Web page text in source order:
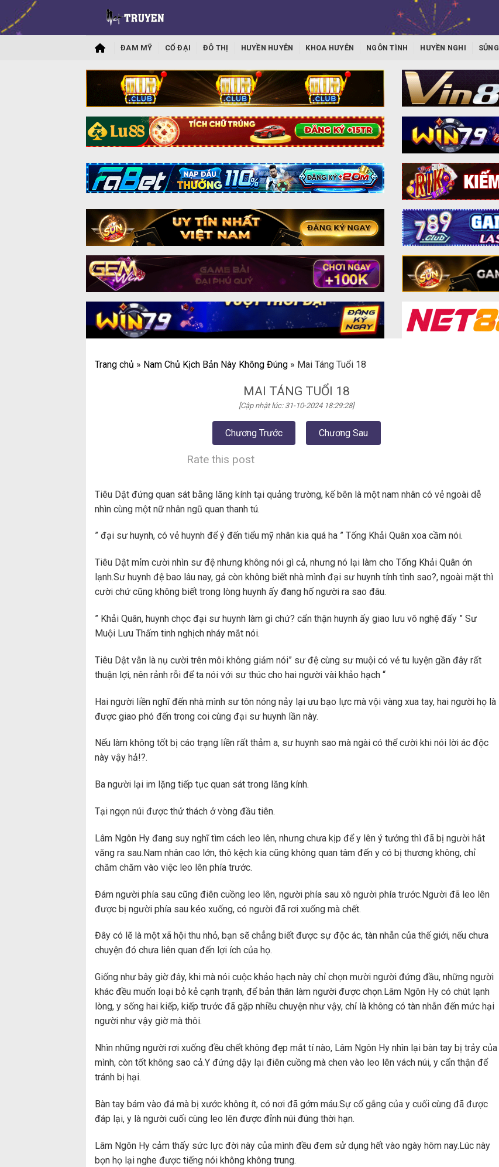
ĐAM MỸ CỔ ĐẠI ĐÔ THỊ HUYỀN HUYỄN KHOA HUYỄN NGÔN TÌNH HUYỀN NGHI SỦNG
Trang chủ » Nam Chủ Kịch Bản Này Không Đúng » Mai Táng Tuổi 18
MAI TÁNG TUỔI 18
[Cập nhật lúc: 31-10-2024 18:29:28]
Chương Trước Chương Sau
Rate this post
Tiêu Dật đứng quan sát bằng lăng kính tại quảng trường, kế bên là một nam nhân có vẻ ngoài dễ
nhìn cùng một nữ nhân ngũ quan thanh tú.
” đại sư huynh, có vẻ huynh để ý đến tiểu mỹ nhân kia quá ha ” Tống Khải Quân xoa cầm nói.
Tiêu Dật mỉm cười nhìn sư đệ nhưng không nói gì cả, nhưng nó lại làm cho Tống Khải Quân ớn
lạnh.Sư huynh đệ bao lâu nay, gả còn không biết nhà mình đại sư huynh tính tình sao?, ngoài mặt thì
cười chứ cũng không biết trong lòng huynh ấy đang hố người ra sao đâu.
” Khải Quân, huynh chọc đại sư huynh làm gì chứ? cẩn thận huynh ấy giao lưu võ nghệ đấy ” Sư
Muội Lưu Thấm tinh nghịch nháy mắt nói.
Tiêu Dật vẫn là nụ cười trên môi không giảm nói” sư đệ cùng sư muội có vẻ tu luyện gần đây rất
thuận lợi, nên rảnh rỗi để ta nói với sư thúc cho hai người vài khảo hạch “
Hai người liền nghĩ đến nhà mình sư tôn nóng nảy lại ưu bạo lực mà vội vàng xua tay, hai người họ là
được giao phó đến trong coi cùng đại sư huynh lần này.
Nếu làm không tốt bị cáo trạng liền rất thảm a, sư huynh sao mà ngài có thể cười khi nói lời ác độc
này vậy hả!?.
Ba người lại im lặng tiếp tục quan sát trong lăng kính.
Tại ngọn núi được thử thách ở vòng đầu tiên.
Lâm Ngôn Hy đang suy nghĩ tìm cách leo lên, nhưng chưa kịp để y lên ý tưởng thì đã bị người hắt
văng ra sau.Nam nhân cao lớn, thô kệch kia cũng không quan tâm đến y có bị thương không, chỉ
chăm chăm vào việc leo lên phía trước.
Đám người phía sau cũng điên cuồng leo lên, người phía sau xô người phía trước.Người đã leo lên
được bị người phía sau kéo xuống, có người đã rơi xuống mà chết.
Đây có lẽ là một xã hội thu nhỏ, bạn sẽ chẳng biết được sự độc ác, tàn nhẫn của thế giới, nếu chưa
chuyện đó chưa liên quan đến lợi ích của họ.
Giống như bây giờ đây, khi mà nói cuộc khảo hạch này chỉ chọn mười người đứng đầu, những người
khác đều muốn loại bỏ kẻ cạnh trạnh, để bản thân làm người được chọn.Lâm Ngôn Hy có chút lạnh
lòng, y sống hai kiếp, kiếp trước đã gặp nhiều chuyện như vậy, chỉ là không có tàn nhẫn đến mức hại
người như vậy giờ mà thôi.
Nhìn những người rơi xuống đều chết không đẹp mắt tí nào, Lâm Ngôn Hy nhìn lại bàn tay bị trảy của
mình, còn tốt không sao cả.Y đứng dậy lại điên cuồng mà chen vào leo lên vách núi, y cẩn thận để
tránh bị hại.
Bàn tay bám vào đá mà bị xước không ít, có nơi đã gớm máu.Sự cố gắng của y cuối cùng đã được
đáp lại, y là người cuối cùng leo lên được đỉnh núi đúng thời hạn.
Lâm Ngôn Hy cảm thấy sức lực đời này của mình đều đem sử dụng hết vào ngày hôm nay.Lúc này
bọn họ lại nghe được tiếng nói không không trung.